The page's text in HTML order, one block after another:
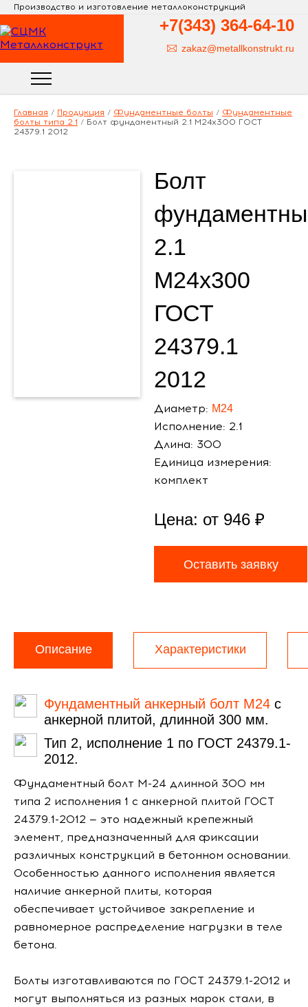
Производство и изготовление металлоконструкций
+7(343) 364-64-10
zakaz@metallkonstrukt.ru
Главная / Продукция / Фундаментные болты / Фундаментные
болты типа 2.1 / Болт фундаментный 2.1 М24х300 ГОСТ
24379.1 2012
Болт
2.1
М24х300
ГОСТ
24379.1
2012
Диаметр: М24
Исполнение: 2.1
Длина: 300
Единица измерения:
комплект
Цена: от 946 ₽
Оставить заявку
Описание Характеристики
Фундаментный анкерный болт М24 с
анкерной плитой, длинной 300 мм.
Тип 2, исполнение 1 по ГОСТ 24379.1-
2012.
Фундаментный болт М-24 длинной 300 мм
типа 2 исполнения 1 с анкерной плитой ГОСТ
24379.1-2012 — это надежный крепежный
элемент, предназначенный для фиксации
различных конструкций в бетонном основании.
Особенностью данного исполнения является
наличие анкерной плиты, которая
обеспечивает устойчивое закрепление и
равномерное распределение нагрузки в теле
бетона.
Болты изготавливаются по ГОСТ 24379.1-2012 и
могут выполняться из разных марок стали, в